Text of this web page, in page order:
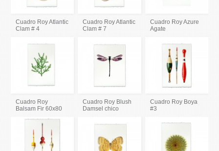
Cuadro Roy Atlantic
Clam # 4
Cuadro Roy Atlantic
Clam # 7
Cuadro Roy Azure
Agate
Cuadro Roy
Balsam Fir 60x80
Cuadro Roy Blush
Damsel chico
Cuadro Roy Boya
#3